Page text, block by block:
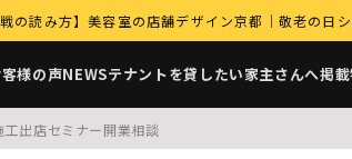
読み方】美容室の店舗デザイン京都｜敬老の日
様の声NEWSテナントを貸したい家主さんへ掲
工出店セミナー開業相談